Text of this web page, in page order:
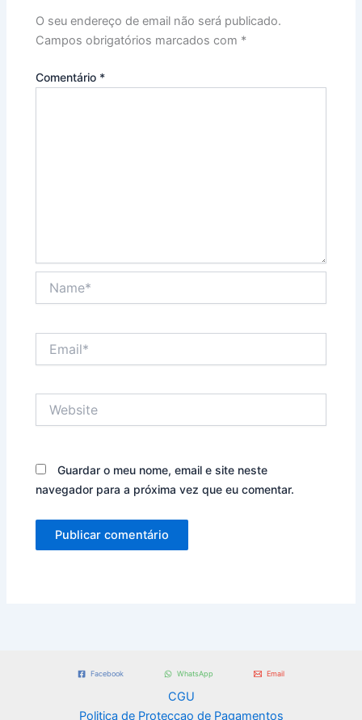
O seu endereço de email não será publicado.
Campos obrigatórios marcados com *
Comentário *
Guardar o meu nome, email e site neste
navegador para a próxima vez que eu comentar.
Facebook WhatsApp Email
CGU
Politica de Proteccao de Pagamentos